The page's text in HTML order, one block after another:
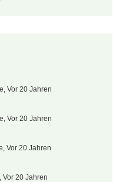
Vor 20 Jahren
Vor 20 Jahren
Vor 20 Jahren
Vor 20 Jahren